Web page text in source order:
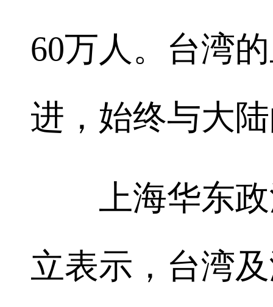
60万人。台湾
进，始终与大
上海华东政
立表示，台湾